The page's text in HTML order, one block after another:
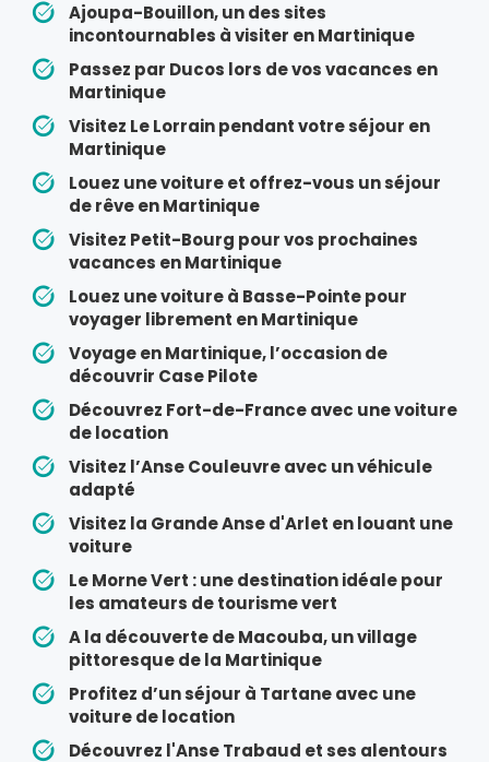
Ajoupa-Bouillon, un des sites
incontournables à visiter en Martinique
Passez par Ducos lors de vos vacances en
Martinique
Visitez Le Lorrain pendant votre séjour en
Martinique
Louez une voiture et offrez-vous un séjour
de rêve en Martinique
Visitez Petit-Bourg pour vos prochaines
vacances en Martinique
Louez une voiture à Basse-Pointe pour
voyager librement en Martinique
Voyage en Martinique, l’occasion de
découvrir Case Pilote
Découvrez Fort-de-France avec une voiture
de location
Visitez l’Anse Couleuvre avec un véhicule
adapté
Visitez la Grande Anse d'Arlet en louant une
voiture
Le Morne Vert : une destination idéale pour
les amateurs de tourisme vert
A la découverte de Macouba, un village
pittoresque de la Martinique
Profitez d’un séjour à Tartane avec une
voiture de location
Découvrez l'Anse Trabaud et ses alentours